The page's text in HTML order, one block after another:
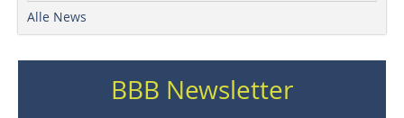
Alle News
BBB Newsletter